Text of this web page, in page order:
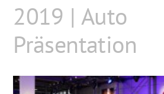
2019 | Auto
Präsentation